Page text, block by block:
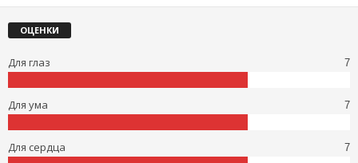
ОЦЕНКИ
Для глаз 7
Для ума 7
Для сердца 7